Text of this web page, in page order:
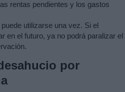
rentas pendientes y los gastos
utilizarse una vez. Si el
en el futuro, ya no podrá paralizar el
por